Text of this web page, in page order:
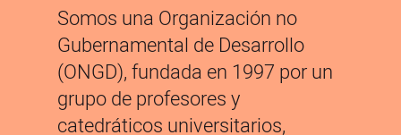
Somos una Organización no
Gubernamental de Desarrollo
(ONGD), fundada en 1997 por un
grupo de profesores y
catedráticos universitarios,